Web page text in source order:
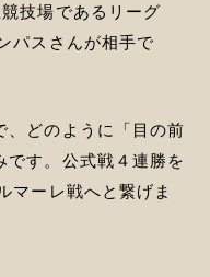
技場であるリーグ
パスさんが相手で
、どのように「目の前
です。公式戦４連勝を
マーレ戦へと繋げま